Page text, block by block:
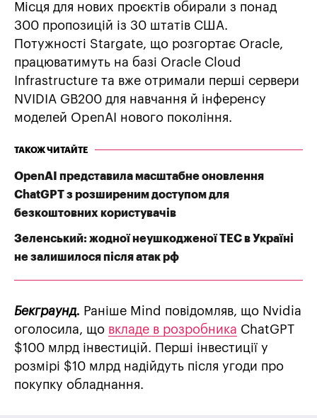
Місця для нових проєктів обирали з понад
300 пропозицій із 30 штатів США.
Потужності Stargate, що розгортає Oracle,
працюватимуть на базі Oracle Cloud
Infrastructure та вже отримали перші сервери
NVIDIA GB200 для навчання й інференсу
моделей OpenAI нового покоління.
ТАКОЖ ЧИТАЙТЕ
OpenAI представила масштабне оновлення
ChatGPT з розширеним доступом для
безкоштовних користувачів
Зеленський: жодної неушкодженої ТЕС в Україні
не залишилося після атак рф
Бекграунд. Раніше Mind повідомляв, що Nvidia
оголосила, що вкладе в розробника ChatGPT
$100 млрд інвестицій. Перші інвестиції у
розмірі $10 млрд надійдуть після угоди про
покупку обладнання.